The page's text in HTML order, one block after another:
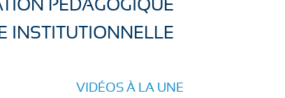
PÉDAGOGIQUE
INSTITUTIONNELLE
VIDÉOS À LA UNE